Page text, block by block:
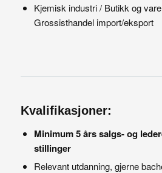
Kjemisk industri / Butikk og
Grossisthandel import/eksport
Kvalifikasjoner:
Minimum 5 års salgs- og
stillinger
Relevant utdanning, gjerne